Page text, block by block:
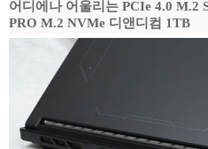
어디에나 어울리는 PCIe 4.0 M.2
PRO M.2 NVMe 디앤디컴 1TB